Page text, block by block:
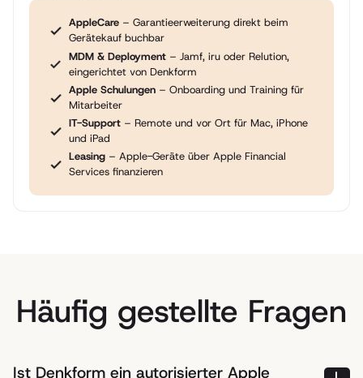
AppleCare– Garantieerweiterung direkt beim
Gerätekauf buchbar
MDM & Deployment– Jamf, iru oder Relution,
eingerichtet von Denkform
Apple Schulungen– Onboarding und Training für
Mitarbeiter
IT-Support– Remote und vor Ort für Mac, iPhone
und iPad
Leasing– Apple-Geräte über Apple Financial
Services finanzieren
Häufig gestellte Fragen
Ist Denkform ein autorisierter Apple